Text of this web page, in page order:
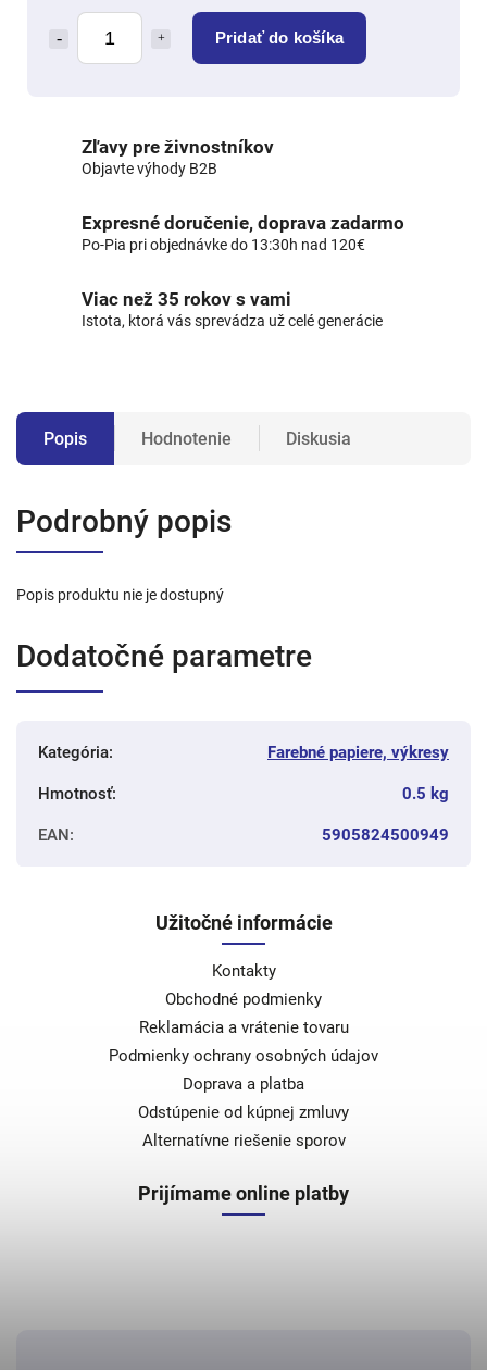
Pridať do košíka
Zľavy pre živnostníkov
Objavte výhody B2B
Expresné doručenie, doprava zadarmo
Po-Pia pri objednávke do 13:30h nad 120€
Viac než 35 rokov s vami
Istota, ktorá vás sprevádza už celé generácie
Popis Hodnotenie Diskusia
Podrobný popis
Popis produktu nie je dostupný
Dodatočné parametre
Kategória: Farebné papiere, výkresy
Hmotnosť: 0.5 kg
EAN: 5905824500949
Užitočné informácie
Kontakty
Obchodné podmienky
Reklamácia a vrátenie tovaru
Podmienky ochrany osobných údajov
Doprava a platba
Odstúpenie od kúpnej zmluvy
Alternatívne riešenie sporov
Prijímame online platby